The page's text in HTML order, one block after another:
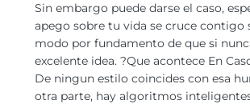
Sin embargo puede darse el caso,
apego sobre tu vida se cruce contigo
modo por fundamento de que si
excelente idea. ?Que acontece En
De ningun estilo coincides con esa
otra parte, hay algoritmos